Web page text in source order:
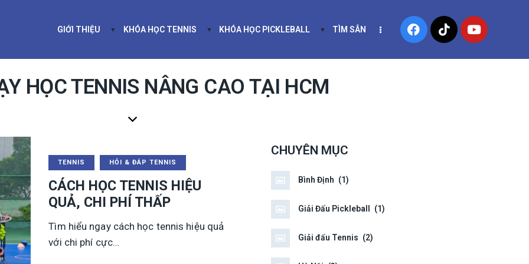
GIỚI THIỆU KHÓA HỌC TENNIS KHÓA HỌC PICKLEBALL TÌM SÂN
GIỚI THIỆU
HỌC TENNIS NÂNG CAO TẠI HCM
TENNIS HỎI & ĐÁP TENNIS
CÁCH HỌC TENNIS HIỆU
QUẢ, CHI PHÍ THẤP
Tìm hiểu ngay cách học tennis hiệu quả
với chi phí cực…
CHUYÊN MỤC
Bình Định (1)
Giải Đấu Pickleball (1)
Giải đấu Tennis (2)